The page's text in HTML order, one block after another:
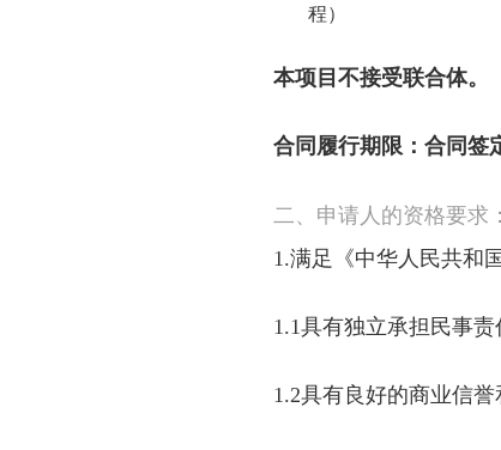
程）
本项目不接受联合体。
合同履行期 限： 合同签
二、申请人的资格要求：
1.满足《中华人民共和
1.1具有独立承担民事责
1.2具有良好的商业信